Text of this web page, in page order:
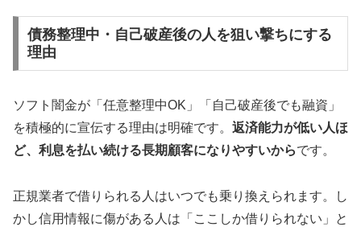
債務整理中・自己破産後の人を狙い撃ちにする
理由
ソフト闇金が「任意整理中OK」「自己破産後でも融資」
を積極的に宣伝する理由は明確です。 返済能力が低い人ほ
ど、利息を払い続ける長期顧客になりやすいからです。
正規業者で借りられる人はいつでも乗り換えられます。し
かし信用情報に傷がある人は「ここしか借りられない」と